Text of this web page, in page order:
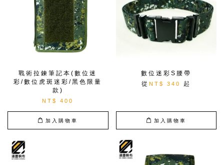
戰術拉鍊筆記本(數位迷
彩/數位虎斑迷彩/黑色限量
款)
NT$ 400
加入購物車
數位迷彩S腰帶
從 NT$ 340 起
加入購物車